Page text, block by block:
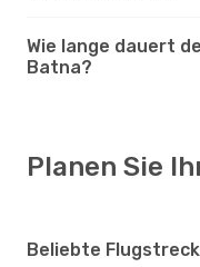
Wie lange dauert
Batna?
Planen Sie
Beliebte